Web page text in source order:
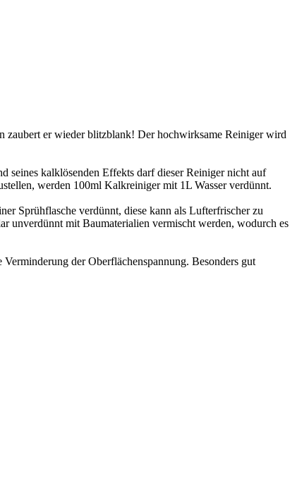
zaubert er wieder blitzblank! Der hochwirksame Reiniger wird
seines kalklösenden Effekts darf dieser Reiniger nicht auf
werden 100ml Kalkreiniger mit 1L Wasser verdünnt.
Sprühflasche verdünnt, diese kann als Lufterfrischer zu
unverdünnt mit Baumaterialien vermischt werden, wodurch es
der Oberflächenspannung. Besonders gut